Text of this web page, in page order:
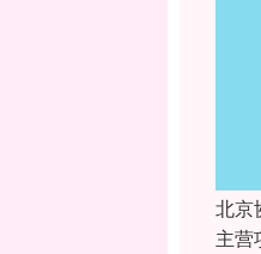
北京
主营